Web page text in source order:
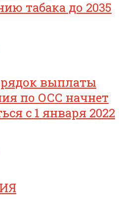
табака до 2035
выплаты
по ОСС начнет
с 1 января 2022